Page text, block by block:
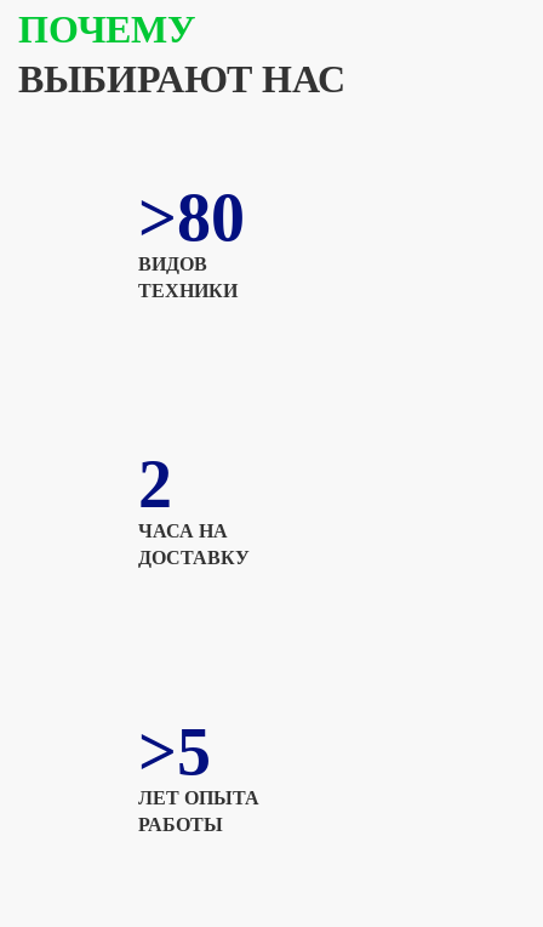
ПОЧЕМУ
ВЫБИРАЮТ НАС
>80
ВИДОВ
ТЕХНИКИ
2
ЧАСА НА
ДОСТАВКУ
>5
ЛЕТ ОПЫТА
РАБОТЫ